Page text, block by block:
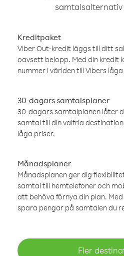
Kreditpaket
Viber Out-kredit läggs till ditt
oavsett belopp. Med din kredit
nummer i världen till Vibers
30-dagars samtalsplaner
30-dagars samtalplanen låter
samtal till din valfria
låga priser.
Månadsplaner
Månadsplanen ger dig
samtal till hemtelefoner och
att behöva förnya din plan.
spara pengar på samtalen du
Fler